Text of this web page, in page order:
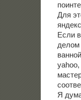
Для
Если
делом
Я